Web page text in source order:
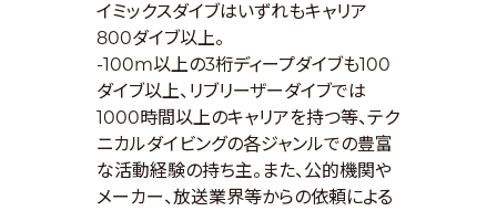
イミックスダイブはいずれもキャリア
800ダイブ以上。
-100m以上の3桁ディープダイブも100
ダイブ以上、リブリーザーダイブでは
1000時間以上のキャリアを持つ等、テク
ニカルダイビングの各ジャンルでの豊富
な活動経験の持ち主。また、公的機関や
メーカー、放送業界等からの依頼による